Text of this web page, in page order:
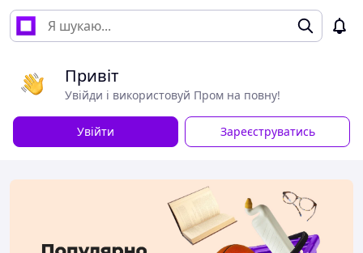
Привіт
Увійди і використовуй Пром на повну!
Увійти Зареєструватись